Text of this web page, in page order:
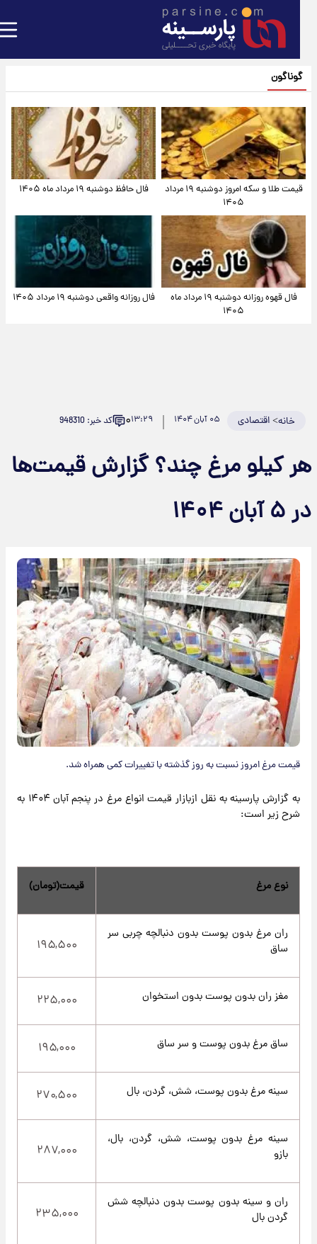
گوناگون
قیمت طلا و سکه امروز دوشنبه ۱۹ مرداد
۱۴۰۵
فال حافظ دوشنبه ۱۹ مرداد ماه ۱۴۰۵
فال قهوه روزانه دوشنبه ۱۹ مرداد ماه
۱۴۰۵
فال روزانه واقعی دوشنبه ۱۹ مرداد ۱۴۰۵
خانه>اقتصادی ۰۵ آبان ۱۴۰۴ ۱۳:۲۹۰ کد خبر: 948310
کیلو مرغ چند؟ گزارش قیمت‌ها
۱۴۰۴
قیمت مرغ امروز نسبت به روز گذشته با تغییرات کمی همراه شد.
به گزارش پارسینه به نقل ازبازار قیمت انواع مرغ در پنجم آبان ۱۴۰۴ به
شرح زیر است:
نوع مرغ قیمت(تومان)
ران مرغ بدون پوست بدون دنبالچه چربی سر
ساق
۱۹۵,۵۰۰
مغز ران بدون پوست بدون استخوان ۲۲۵,۰۰۰
ساق مرغ بدون پوست و سر ساق ۱۹۵,۰۰۰
سینه مرغ بدون پوست، شش، گردن، بال ۲۷۰,۵۰۰
سینه مرغ بدون پوست، شش، گردن، بال،
بازو
۲۸۷,۰۰۰
ران و سینه بدون پوست بدون دنبالچه شش
گردن بال
۲۳۵,۰۰۰